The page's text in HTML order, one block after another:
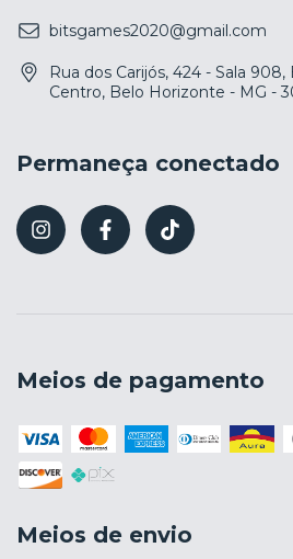
bitsgames2020@gmail.com
Rua dos Carijós, 424 - Sala
Centro, Belo Horizonte - MG -
Permaneça conectado
Meios de pagamento
Meios de envio